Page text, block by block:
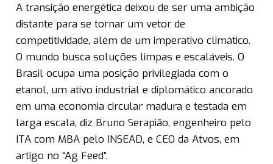
A transição energética deixou de ser uma ambição
distante para se tornar um vetor de
competitividade, além de um imperativo climático.
O mundo busca soluções limpas e escaláveis. O
Brasil ocupa uma posição privilegiada com o
etanol, um ativo industrial e diplomático ancorado
em uma economia circular madura e testada em
larga escala, diz Bruno Serapião, engenheiro pelo
ITA com MBA pelo INSEAD, e CEO da Atvos, em
artigo no “Ag Feed”.